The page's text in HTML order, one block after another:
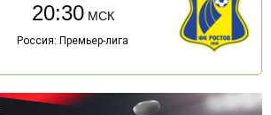
20:30
Россия: Премьер-лига